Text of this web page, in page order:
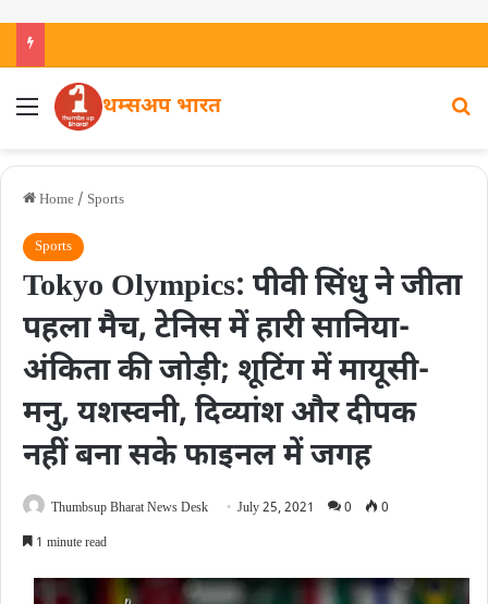
थम्सअप भारत
Home / Sports
Sports
Tokyo Olympics: पीवी सिंधु ने जीता
पहला मैच, टेनिस में हारी सानिया-
अंकिता की जोड़ी; शूटिंग में मायूसी-
मनु, यशस्वनी, दिव्यांश और दीपक
नहीं बना सके फाइनल में जगह
Thumbsup Bharat News Desk July 25, 2021 0
0
1 minute read